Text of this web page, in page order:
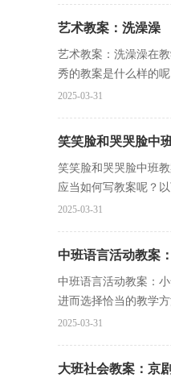
艺术教案：洗澡澡
艺术教案：洗澡澡在
秀的教案是什么样的
2025-03-31
笑笑脸和哭哭脸中
笑笑脸和哭哭脸中班
应当如何写教案呢？
2025-03-31
中班语言活动教案
中班语言活动教案：
进而选择恰当的教学
2025-03-31
大班社会教案：京